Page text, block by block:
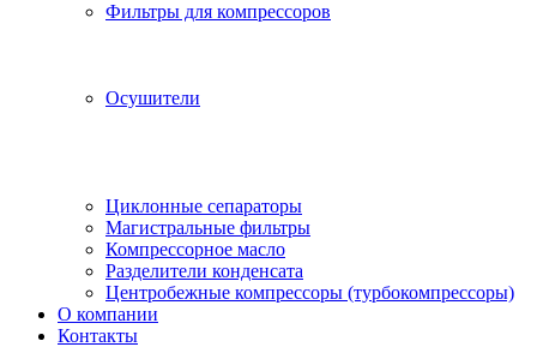
Фильтры для компрессоров
Осушители
Циклонные сепараторы
Магистральные фильтры
Компрессорное масло
Разделители конденсата
Центробежные компрессоры (турбокомпрессоры)
О компании
Контакты